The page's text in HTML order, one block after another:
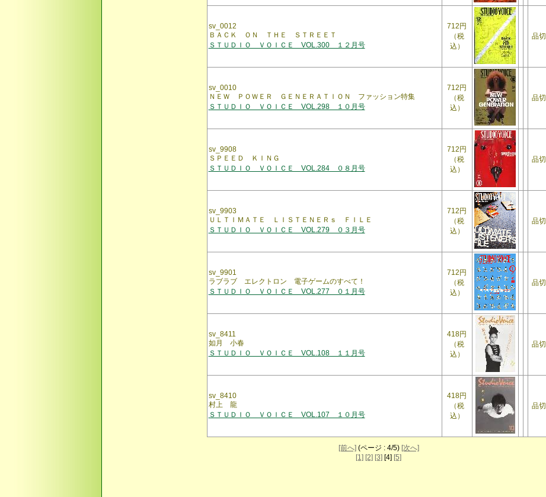
sv_0012
ＢＡＣＫ ＯＮ ＴＨＥ ＳＴＲＥＥＴ
ＳＴＵＤＩＯ ＶＯＩＣＥ VOL.300 １２月号
712円
（税
込）
品切
sv_0010
ＮＥＷ ＰＯＷＥＲ ＧＥＮＥＲＡＴＩＯＮ ファッション特集
ＳＴＵＤＩＯ ＶＯＩＣＥ VOL.298 １０月号
712円
（税
込）
品切
sv_9908
ＳＰＥＥＤ ＫＩＮＧ
ＳＴＵＤＩＯ ＶＯＩＣＥ VOL.284 ０８月号
712円
（税
込）
品切
sv_9903
ＵＬＴＩＭＡＴＥ ＬＩＳＴＥＮＥＲｓ ＦＩＬＥ
ＳＴＵＤＩＯ ＶＯＩＣＥ VOL.279 ０３月号
712円
（税
込）
品切
sv_9901
ラブラブ エレクトロン 電子ゲームのすべて！
ＳＴＵＤＩＯ ＶＯＩＣＥ VOL.277 ０１月号
712円
（税
込）
品切
sv_8411
如月 小春
ＳＴＵＤＩＯ ＶＯＩＣＥ VOL.108 １１月号
418円
（税
込）
品切
sv_8410
村上 龍
ＳＴＵＤＩＯ ＶＯＩＣＥ VOL.107 １０月号
418円
（税
込）
品切
[前へ] (ページ : 4/5) [次へ]
[1] [2] [3] [4] [5]